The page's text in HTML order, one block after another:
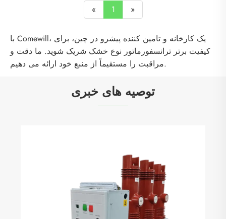
« 1 »
با Comewill، یک کارخانه و تامین کننده پیشرو در چین، برای
کیفیت برتر ترانسفورماتور نوع خشک شریک شوید. ما دقت و
مراقبت را مستقیماً از منبع خود ارائه می دهیم.
توصیه های خبری
آیا کنترل پنل شما در معرض خطر است؟